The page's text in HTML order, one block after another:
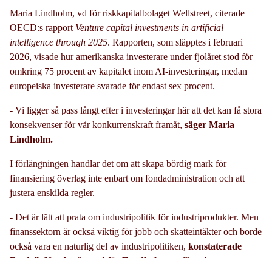
Maria Lindholm, vd för riskkapitalbolaget Wellstreet, citerade
OECD:s rapport Venture capital investments in artificial
intelligence through 2025. Rapporten, som släpptes i februari
2026, visade hur amerikanska investerare under fjolåret stod för
omkring 75 procent av kapitalet inom AI-investeringar, medan
europeiska investerare svarade för endast sex procent.
- Vi ligger så pass långt efter i investeringar här att det kan få stora
konsekvenser för vår konkurrenskraft framåt, säger Maria
Lindholm.
I förlängningen handlar det om att skapa bördig mark för
finansiering överlag inte enbart om fondadministration och att
justera enskilda regler.
- Det är lätt att prata om industripolitik för industriprodukter. Men
finanssektorn är också viktig för jobb och skatteintäkter och borde
också vara en naturlig del av industripolitiken, konstaterade